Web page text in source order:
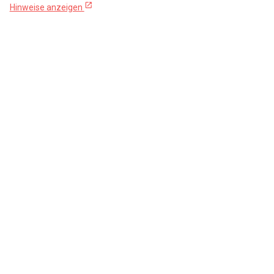
Hinweise anzeigen open_in_new